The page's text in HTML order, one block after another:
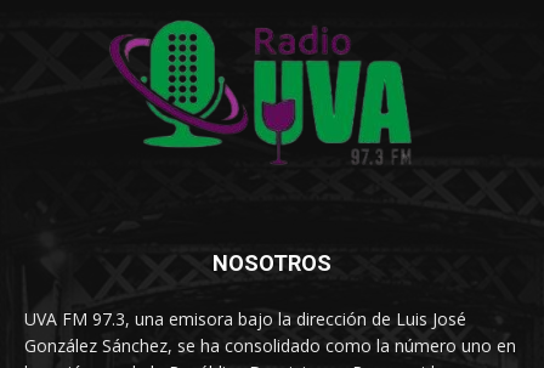
NOSOTROS
UVA FM 97.3, una emisora bajo la dirección de Luis José
González Sánchez, se ha consolidado como la número uno en